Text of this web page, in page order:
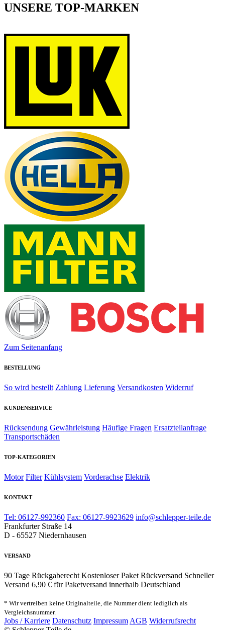
UNSERE TOP-MARKEN
Zum Seitenanfang
BESTELLUNG
So wird bestellt Zahlung Lieferung Versandkosten Widerruf
KUNDENSERVICE
Rücksendung Gewährleistung Häufige Fragen Ersatzteilanfrage
Transportschäden
TOP-KATEGORIEN
Motor Filter Kühlsystem Vorderachse Elektrik
KONTAKT
Tel: 06127-992360 Fax: 06127-9923629 info@schlepper-teile.de
Frankfurter Straße 14
D - 65527 Niedernhausen
VERSAND
90 Tage Rückgaberecht Kostenloser Paket Rückversand Schneller
Versand 6,90 € für Paketversand innerhalb Deutschland
* Wir vertreiben keine Originalteile, die Nummer dient lediglich als
Vergleichsnummer.
Jobs / Karriere Datenschutz Impressum AGB Widerrufsrecht